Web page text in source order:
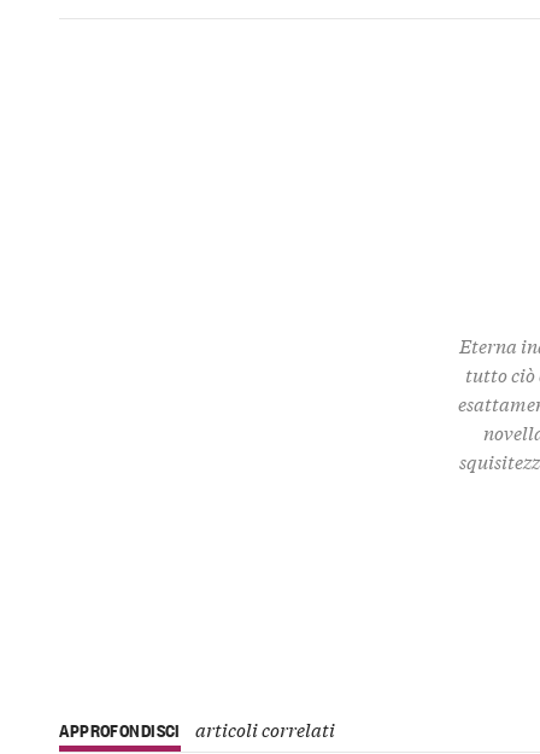
Eterna
tutto ciò
APPROFONDISCI articoli correlati